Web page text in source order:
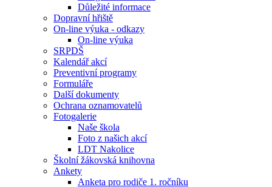
Důležité informace
Dopravní hřiště
On-line výuka - odkazy
On-line výuka
SRPDŠ
Kalendář akcí
Preventivní programy
Formuláře
Další dokumenty
Ochrana oznamovatelů
Fotogalerie
Naše škola
Foto z našich akcí
LDT Nakolice
Školní žákovská knihovna
Ankety
Anketa pro rodiče 1. ročníku